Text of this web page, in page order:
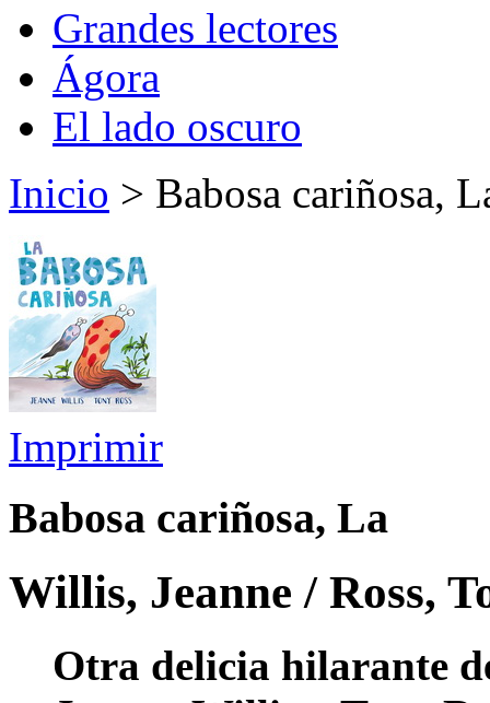
Grandes lectores
Ágora
El lado oscuro
Inicio > Babosa cariñosa,
Imprimir
Babosa cariñosa, La
Willis, Jeanne / Ross,
Otra delicia hilarante